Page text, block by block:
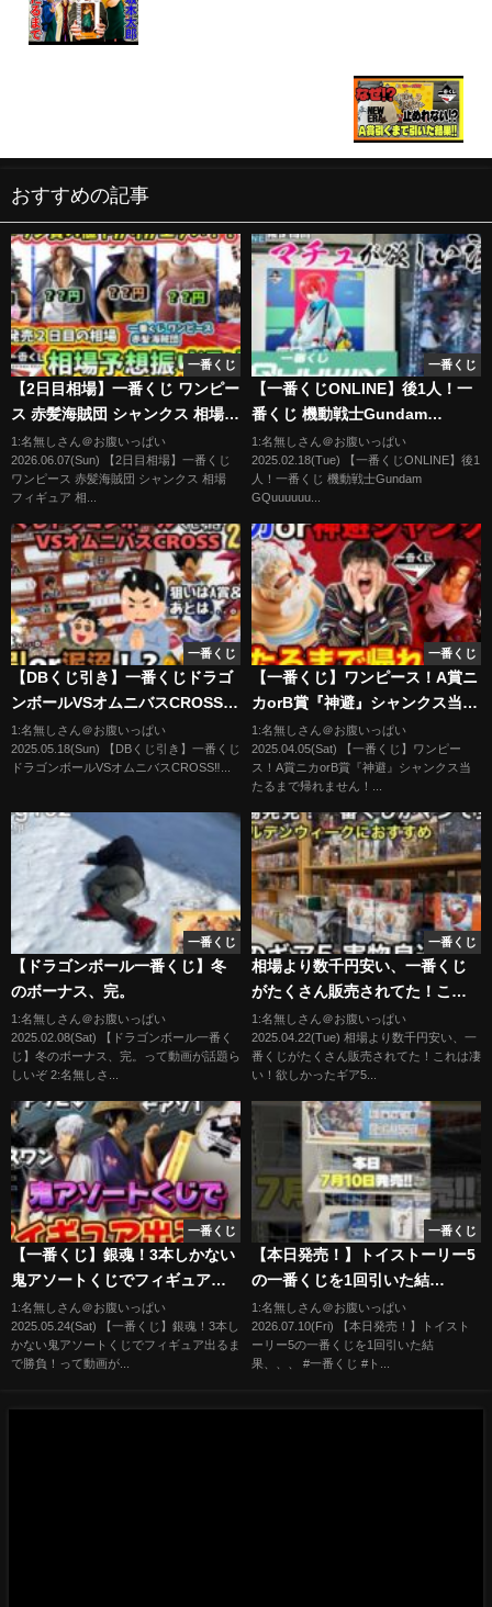
おすすめの記事
一番くじ
【2日目相場】一番くじ ワンピー
ス 赤髪海賊団 シャンクス 相場
フィギュア 相場予想振り返り
1:名無しさん＠お腹いっぱい
2026.06.07(Sun) 【2日目相場】一番くじ
ワンピース 赤髪海賊団 シャンクス 相場
フィギュア 相...
一番くじ
【一番くじONLINE】後1人！一
番くじ 機動戦士Gundam
GQuuuuuuX
1:名無しさん＠お腹いっぱい
2025.02.18(Tue) 【一番くじONLINE】後1
人！一番くじ 機動戦士Gundam
GQuuuuuu...
一番くじ
【DBくじ引き】一番くじドラゴ
ンボールVSオムニバスCROSS‼︎
くじ引き第二弾！神引きか？泥
沼か！？
1:名無しさん＠お腹いっぱい
2025.05.18(Sun) 【DBくじ引き】一番くじ
ドラゴンボールVSオムニバスCROSS‼︎...
一番くじ
【一番くじ】ワンピース！A賞ニ
カorB賞『神避』シャンクス当た
るまで帰れません！奇跡の大逆
転？｜一番くじ、一番賞、ワン
ピース
1:名無しさん＠お腹いっぱい
2025.04.05(Sat) 【一番くじ】ワンピー
ス！A賞ニカorB賞『神避』シャンクス当
たるまで帰れません！...
一番くじ
【ドラゴンボール一番くじ】冬
のボーナス、完。
1:名無しさん＠お腹いっぱい
2025.02.08(Sat) 【ドラゴンボール一番く
じ】冬のボーナス、完。って動画が話題ら
しいぞ 2:名無しさ...
一番くじ
相場より数千円安い、一番くじ
がたくさん販売されてた！これ
は凄い！欲しかったギア5も
GET！ワンピース フィギュアを
求めてぶらショ
1:名無しさん＠お腹いっぱい
2025.04.22(Tue) 相場より数千円安い、一
番くじがたくさん販売されてた！これは凄
い！欲しかったギア5...
一番くじ
【一番くじ】銀魂！3本しかない
鬼アソートくじでフィギュア出
るまで勝負！
1:名無しさん＠お腹いっぱい
2025.05.24(Sat) 【一番くじ】銀魂！3本し
かない鬼アソートくじでフィギュア出るま
で勝負！って動画が...
一番くじ
【本日発売！】トイストーリー5
の一番くじを1回引いた結
果、、、 #一番くじ #トイストー
リー #shorts
1:名無しさん＠お腹いっぱい
2026.07.10(Fri) 【本日発売！】トイスト
ーリー5の一番くじを1回引いた結
果、、、 #一番くじ #ト...